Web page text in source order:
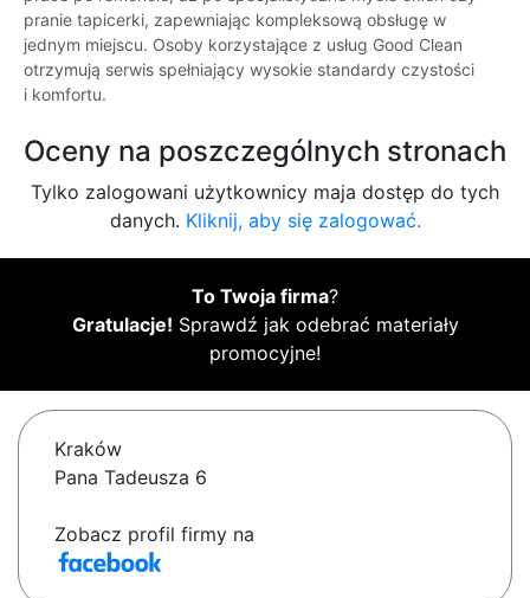
pranie tapicerki, zapewniając kompleksową obsługę w
jednym miejscu. Osoby korzystające z usług Good Clean
otrzymują serwis spełniający wysokie standardy czystości
i komfortu.
Oceny na poszczególnych stronach
Tylko zalogowani użytkownicy maja dostęp do tych
danych. Kliknij, aby się zalogować.
To Twoja firma?
Gratulacje! Sprawdź jak odebrać materiały
promocyjne!
Kraków
Pana Tadeusza 6
Zobacz profil firmy na